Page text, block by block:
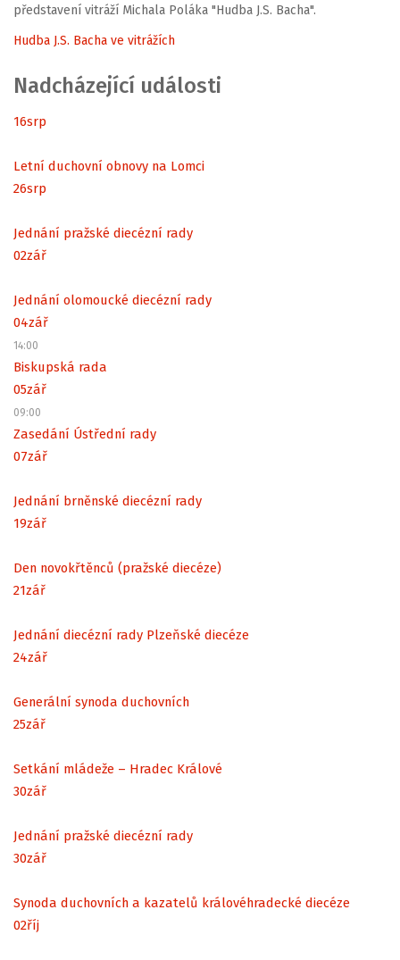
představení vitráží Michala Poláka "Hudba J.S. Bacha".
Hudba J.S. Bacha ve vitrážích
Nadcházející události
16srp
Letní duchovní obnovy na Lomci
26srp
Jednání pražské diecézní rady
02zář
Jednání olomoucké diecézní rady
04zář
14:00
Biskupská rada
05zář
09:00
Zasedání Ústřední rady
07zář
Jednání brněnské diecézní rady
19zář
Den novokřtěnců (pražské diecéze)
21zář
Jednání diecézní rady Plzeňské diecéze
24zář
Generální synoda duchovních
25zář
Setkání mládeže – Hradec Králové
30zář
Jednání pražské diecézní rady
30zář
Synoda duchovních a kazatelů královéhradecké diecéze
02říj